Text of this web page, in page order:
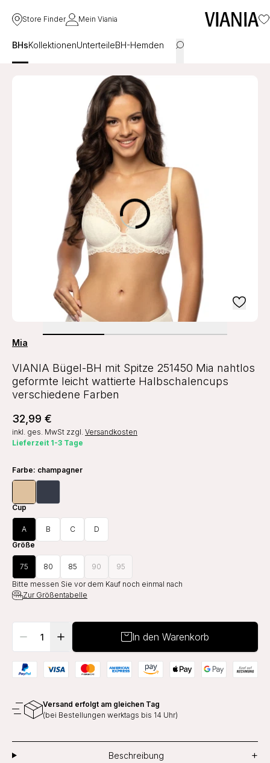
Store Finder Mein Viania
BHsKollektionenUnterteileBH-Hemden
Mia
VIANIA Bügel-BH mit Spitze 251450 Mia nahtlos
geformte leicht wattierte Halbschalencups
verschiedene Farben
32,99 €
inkl. ges. MwSt zzgl. Versandkosten
Lieferzeit 1-3 Tage
Farbe: champagner
Cup
A B C
D
Größe
75 80 85 90
95
Bitte messen Sie vor dem Kauf noch einmal nach
Zur Größentabelle
In den Warenkorb
Versand erfolgt am gleichen Tag
(bei Bestellungen werktags bis 14 Uhr)
Beschreibung +